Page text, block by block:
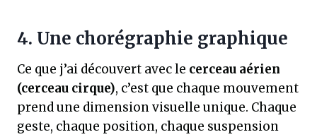
4. Une chorégraphie graphique
Ce que j’ai découvert avec le cerceau aérien
(cerceau cirque), c’est que chaque mouvement
prend une dimension visuelle unique. Chaque
geste, chaque position, chaque suspension